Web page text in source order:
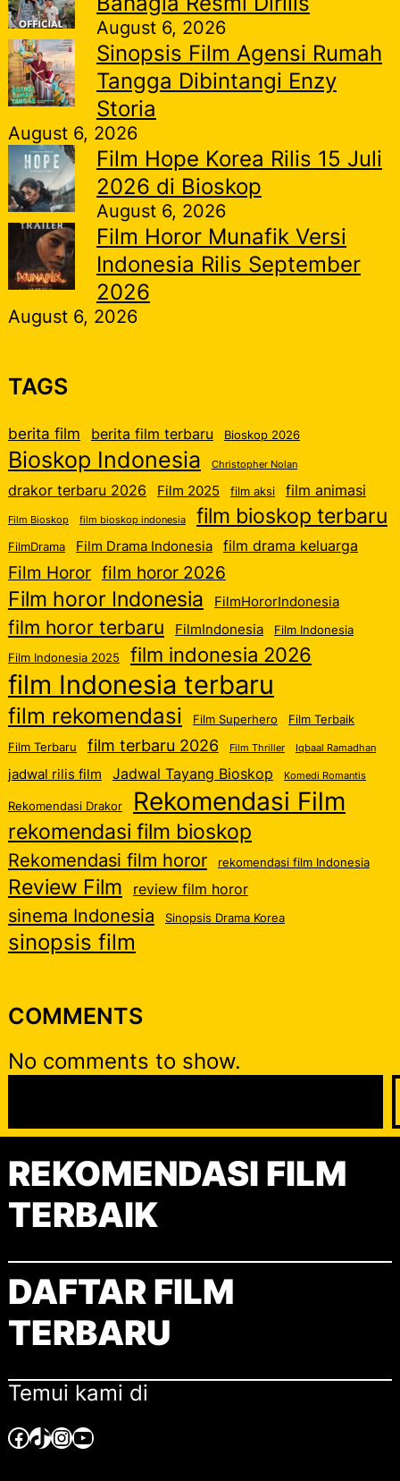
August 6, 2026
Sinopsis Film Agensi Rumah
Tangga Dibintangi Enzy
Storia
August 6, 2026
Film Hope Korea Rilis 15 Juli
2026 di Bioskop
August 6, 2026
Film Horor Munafik Versi
Indonesia Rilis September
2026
August 6, 2026
TAGS
berita film berita film terbaru Bioskop 2026
Bioskop Indonesia Christopher Nolan
drakor terbaru 2026 Film 2025 film aksi film animasi
Film Bioskop film bioskop indonesia film bioskop terbaru
FilmDrama Film Drama Indonesia film drama keluarga
Film Horor film horor 2026
Film horor Indonesia FilmHororIndonesia
film horor terbaru FilmIndonesia Film Indonesia
Film Indonesia 2025 film indonesia 2026
film Indonesia terbaru
film rekomendasi Film Superhero Film Terbaik
Film Terbaru film terbaru 2026 Film Thriller Iqbaal Ramadhan
jadwal rilis film Jadwal Tayang Bioskop Komedi Romantis
Rekomendasi Drakor Rekomendasi Film
rekomendasi film bioskop
Rekomendasi film horor rekomendasi film Indonesia
Review Film review film horor
sinema Indonesia Sinopsis Drama Korea
sinopsis film
COMMENTS
No comments to show.
a
c
h
REKOMENDASI FILM
TERBAIK
DAFTAR FILM
TERBARU
Temui kami di
Facebook TikTok InstagramYouTube